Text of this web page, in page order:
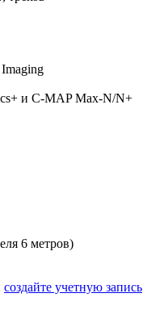
и C-MAP Max-N/N+
6 метров)
создайте учетную запись